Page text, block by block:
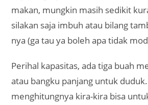
makan, mungkin masih sedikit
silakan saja imbuh atau bilang
nya (ga tau ya boleh apa tidak
Perihal kapasitas, ada tiga buah
atau bangku panjang untuk
menghitungnya kira-kira bisa